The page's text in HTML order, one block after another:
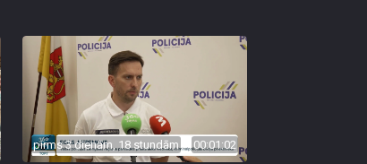
pirms 3 dienām, 18 stundām 00:01:02